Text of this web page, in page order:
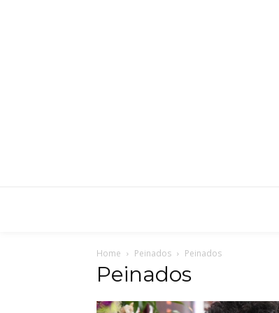
Home Peinados Peinados
Peinados